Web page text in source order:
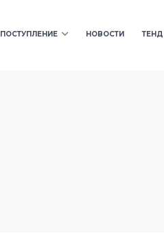
ПОСТУПЛЕНИЕ НОВОСТИ